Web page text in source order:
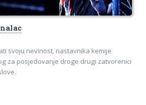
svoju nevinost, nastavnika kemije
za posjedovanje droge drugi zatvorenici